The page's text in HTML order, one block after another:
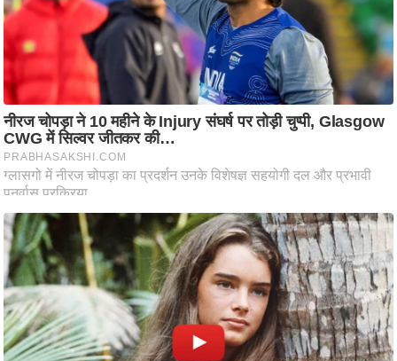
ट
ने
स
मं
त्रा
रि
ले
श
न
शि
प
रा
ज
नी
ति